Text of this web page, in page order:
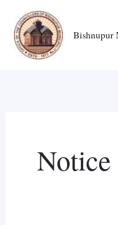
content
Bishnupur
Notice